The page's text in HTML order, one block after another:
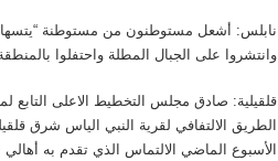
نابلس: أشعل مستوطنون من مستوطنة
وانتشروا على الجبال المطلة واحتفلوا
قلقيلية: صادق مجلس التخطيط الاعلى التابع
الطريق الالتفافي لقرية النبي الياس شرق